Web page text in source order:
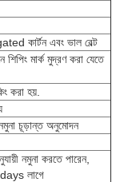
কার্টন এবং ভাল বেল্ট
শিপিং মার্ক মুদ্রণ করা যেতে
করা হয়.
চূড়ান্ত অনুমোদন
নমুনা করতে পারেন,
লাগে